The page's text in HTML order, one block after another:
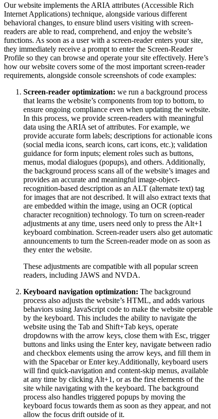
Our website implements the ARIA attributes (Accessible Rich
Internet Applications) technique, alongside various different
behavioral changes, to ensure blind users visiting with screen-
readers are able to read, comprehend, and enjoy the website’s
functions. As soon as a user with a screen-reader enters your site,
they immediately receive a prompt to enter the Screen-Reader
Profile so they can browse and operate your site effectively. Here’s
how our website covers some of the most important screen-reader
requirements, alongside console screenshots of code examples:
Screen-reader optimization: we run a background process
that learns the website’s components from top to bottom, to
ensure ongoing compliance even when updating the website.
In this process, we provide screen-readers with meaningful
data using the ARIA set of attributes. For example, we
provide accurate form labels; descriptions for actionable icons
(social media icons, search icons, cart icons, etc.); validation
guidance for form inputs; element roles such as buttons,
menus, modal dialogues (popups), and others. Additionally,
the background process scans all of the website’s images and
provides an accurate and meaningful image-object-
recognition-based description as an ALT (alternate text) tag
for images that are not described. It will also extract texts that
are embedded within the image, using an OCR (optical
character recognition) technology. To turn on screen-reader
adjustments at any time, users need only to press the Alt+1
keyboard combination. Screen-reader users also get automatic
announcements to turn the Screen-reader mode on as soon as
they enter the website.
These adjustments are compatible with all popular screen
readers, including JAWS and NVDA.
Keyboard navigation optimization: The background
process also adjusts the website’s HTML, and adds various
behaviors using JavaScript code to make the website operable
by the keyboard. This includes the ability to navigate the
website using the Tab and Shift+Tab keys, operate
dropdowns with the arrow keys, close them with Esc, trigger
buttons and links using the Enter key, navigate between radio
and checkbox elements using the arrow keys, and fill them in
with the Spacebar or Enter key.Additionally, keyboard users
will find quick-navigation and content-skip menus, available
at any time by clicking Alt+1, or as the first elements of the
site while navigating with the keyboard. The background
process also handles triggered popups by moving the
keyboard focus towards them as soon as they appear, and not
allow the focus drift outside of it.